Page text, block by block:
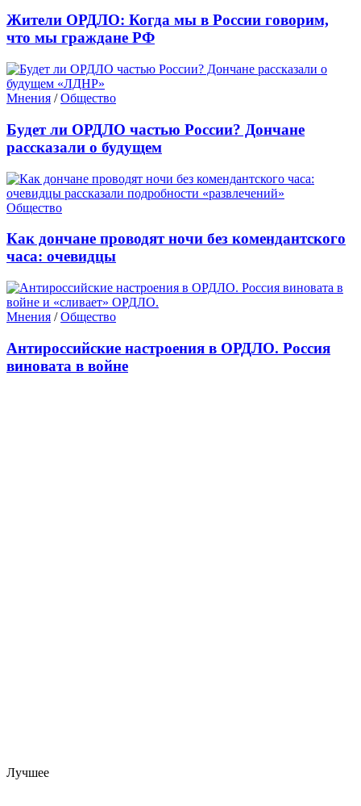
Жители ОРДЛО: Когда мы в России говорим,
что мы граждане РФ
Мнения /Общество
Будет ли ОРДЛО частью России? Дончане
рассказали о будущем
Общество
Как дончане проводят ночи без комендантского
часа: очевидцы
Мнения /Общество
Антироссийские настроения в ОРДЛО. Россия
виновата в войне
Лучшее